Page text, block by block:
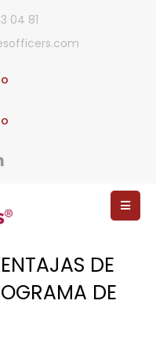
04 81
DE
DE